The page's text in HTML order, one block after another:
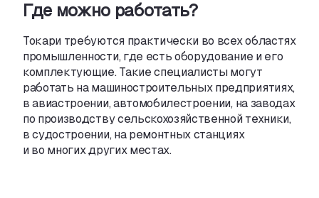
Где можно работать?
Токари требуются практически во всех областях
промышленности, где есть оборудование и его
комплектующие. Такие специалисты могут
работать на машиностроительных предприятиях,
в авиастроении,автомобилестроении, на заводах
по производству сельскохозяйственной техники,
в судостроении, на ремонтных станциях
и во многих других местах.